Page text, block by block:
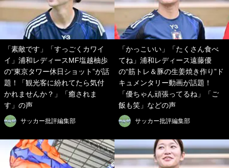
「素敵です」「すっごくカワイ
イ」浦和レディースMF塩越柚歩
の“東京タワー休日ショット”が話
題！「観光客に紛れてたら気付
かれませんか？」「癒されま
す」の声
サッカー批評編集部
「かっこいい」「たくさん食べ
てね」浦和レディース遠藤優
の“筋トレ＆豚の生姜焼き作り”ド
キュメンタリー動画が話題！
「優ちゃん頑張ってるね」「ご
飯も笑」などの声
サッカー批評編集部